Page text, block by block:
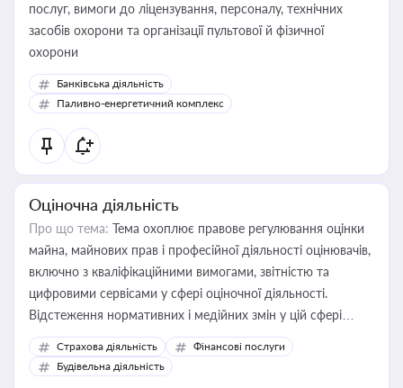
послуг, вимоги до ліцензування, персоналу, технічних
засобів охорони та організації пультової й фізичної
охорони
Банківська діяльність
Паливно-енергетичний комплекс
Оціночна діяльність
Про що тема: Тема охоплює правове регулювання оцінки
майна, майнових прав і професійної діяльності оцінювачів,
включно з кваліфікаційними вимогами, звітністю та
цифровими сервісами у сфері оціночної діяльності.
Відстеження нормативних і медійних змін у цій сфері
корисне для власника бізнесу, керівника, юриста або
бухгалтера під час оподаткування, приватизації, оренди
державного майна, корпоративних угод і перевірки
Страхова діяльність
Фінансові послуги
Будівельна діяльність